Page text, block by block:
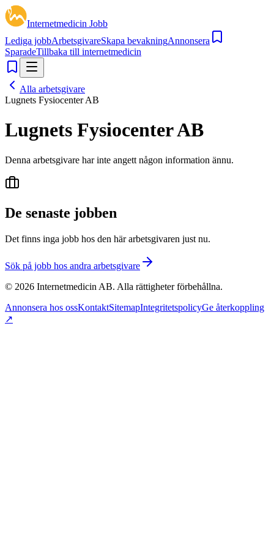
Internetmedicin Jobb
Lediga jobbArbetsgivareSkapa bevakningAnnonsera
SparadeTillbaka till internetmedicin
Alla arbetsgivare
Lugnets Fysiocenter AB
Lugnets Fysiocenter AB
Denna arbetsgivare har inte angett någon information ännu.
De senaste jobben
Det finns inga jobb hos den här arbetsgivaren just nu.
Sök på jobb hos andra arbetsgivare
© 2026 Internetmedicin AB. Alla rättigheter förbehållna.
Annonsera hos ossKontaktSitemapIntegritetspolicyGe återkoppling
↗